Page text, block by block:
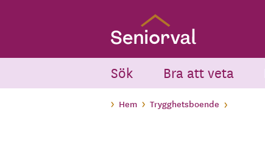
Sök Bra att veta
Hem Trygghetsboende